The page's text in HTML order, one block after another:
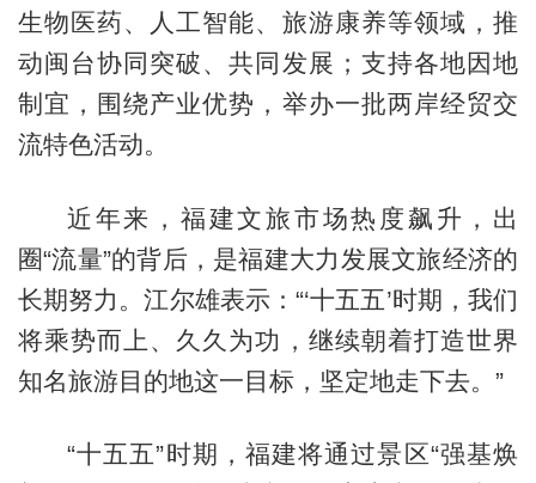
生物医药、人工智能、旅游康养等领域，推
动闽台协同突破、共同发展；支持各地因地
制宜，围绕产业优势，举办一批两岸经贸交
流特色活动。
近年来，福建文旅市场热度飙升，出
圈“流量”的背后，是福建大力发展文旅经济的
长期努力。江尔雄表示：“‘十五五’时期，我们
将乘势而上、久久为功，继续朝着打造世界
知名旅游目的地这一目标，坚定地走下去。”
“十五五”时期，福建将通过景区“强基焕